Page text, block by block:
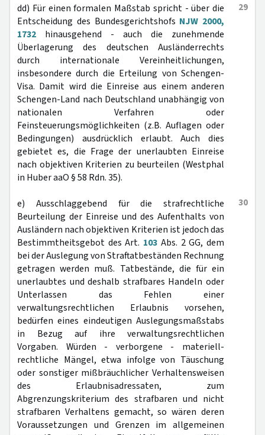
29
dd) Für einen formalen Maßstab spricht - über die
Entscheidung des Bundesgerichtshofs NJW 2000,
1732 hinausgehend - auch die zunehmende
Überlagerung des deutschen Ausländerrechts
durch internationale Vereinheitlichungen,
insbesondere durch die Erteilung von Schengen-
Visa. Damit wird die Einreise aus einem anderen
Schengen-Land nach Deutschland unabhängig von
nationalen Verfahren oder
Feinsteuerungsmöglichkeiten (z.B. Auflagen oder
Bedingungen) ausdrücklich erlaubt. Auch dies
gebietet es, die Frage der unerlaubten Einreise
nach objektiven Kriterien zu beurteilen (Westphal
in Huber aaO § 58 Rdn. 35).
30
e) Ausschlaggebend für die strafrechtliche
Beurteilung der Einreise und des Aufenthalts von
Ausländern nach objektiven Kriterien ist jedoch das
Bestimmtheitsgebot des Art. 103 Abs. 2 GG, dem
bei der Auslegung von Straftatbeständen Rechnung
getragen werden muß. Tatbestände, die für ein
unerlaubtes und deshalb strafbares Handeln oder
Unterlassen das Fehlen einer
verwaltungsrechtlichen Erlaubnis vorsehen,
bedürfen eines eindeutigen Auslegungsmaßstabs
in Bezug auf ihre verwaltungsrechtlichen
Vorgaben. Würden - verborgene - materiell-
rechtliche Mängel, etwa infolge von Täuschung
oder sonstiger mißbräuchlicher Verhaltensweisen
des Erlaubnisadressaten, zum
Abgrenzungskriterium des strafbaren und nicht
strafbaren Verhaltens gemacht, so wären deren
Voraussetzungen und Grenzen im allgemeinen